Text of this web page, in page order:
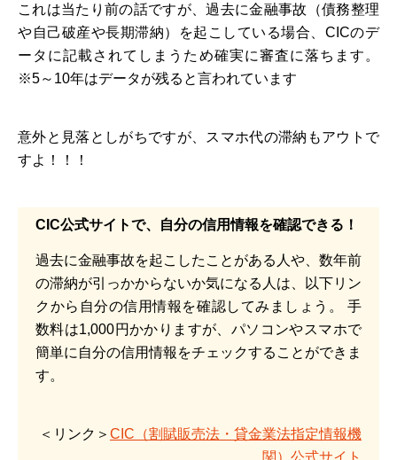
これは当たり前の話ですが、過去に金融事故（債務整理
や自己破産や長期滞納）を起こしている場合、CICのデ
ータに記載されてしまうため確実に審査に落ちます。
※5～10年はデータが残ると言われています
意外と見落としがちですが、スマホ代の滞納もアウトで
すよ！！！
CIC公式サイトで、自分の信用情報を確認できる！
過去に金融事故を起こしたことがある人や、数年前
の滞納が引っかからないか気になる人は、以下リン
クから自分の信用情報を確認してみましょう。 手
数料は1,000円かかりますが、パソコンやスマホで
簡単に自分の信用情報をチェックすることができま
す。
＜リンク＞ CIC（割賦販売法・貸金業法指定情報機
関）公式サイト